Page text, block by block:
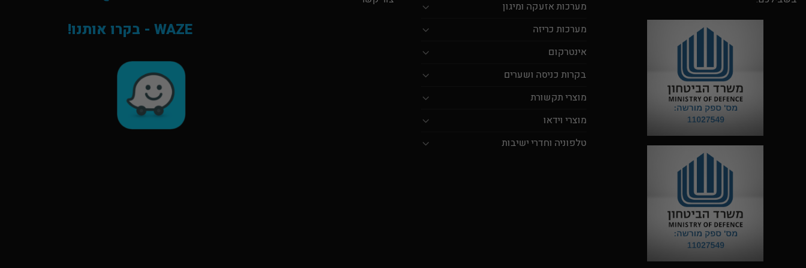
מערכות אזעקה ומיגון
מערכות כריזה
אינטרקום
בקרות כניסה ושערים
מוצרי תקשורת
מוצרי וידאו
טלפוניה וחדרי ישיבות
WAZE - בקרו אותנו!